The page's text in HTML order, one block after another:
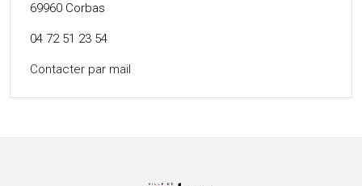
69960 Corbas
04 72 51 23 54
Contacter par mail